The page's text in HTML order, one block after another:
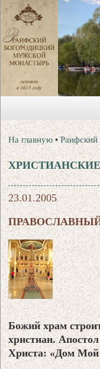
На главную •Раифский
23.01.2005
Божий храм
христиан.
Христа: «Дом Мой